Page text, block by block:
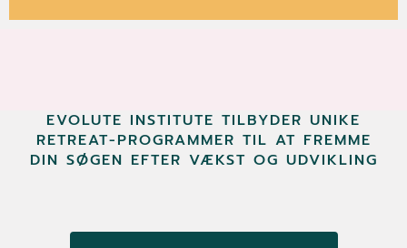
EVOLUTE INSTITUTE TILBYDER UNIKE
RETREAT-PROGRAMMER TIL AT FREMME
DIN SØGEN EFTER VÆKST OG UDVIKLING